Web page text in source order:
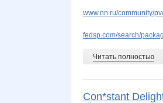
www.nn.ru/community/
fedsp.com/search/
Читать полностью
Con*stant